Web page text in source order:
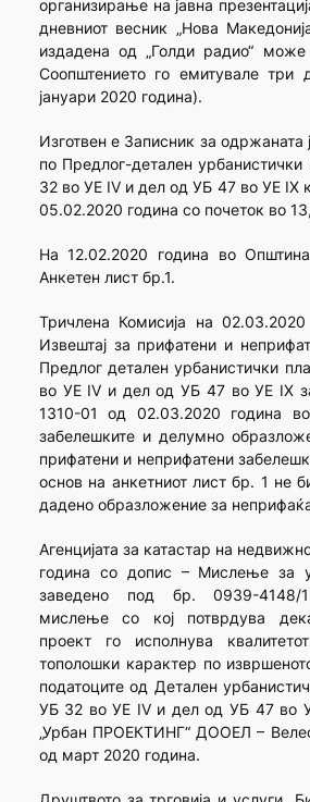
организирање на јавна
дневниот весник „Нова
издадена од „Голди радио“
Соопштението го емитувале
јануари 2020 година).
Изготвен е Записник за одржаната
по Предлог-детален
32 во УЕ IV и дел од УБ 47 во УЕ IX
05.02.2020 година со почеток во
На 12.02.2020 година во
Анкетен лист бр.1.
Тричлена Комисија на 02.03.2020
Извештај за прифатени и
Предлог детален урбанистички
во УЕ IV и дел од УБ 47 во УЕ IX
1310-01 од 02.03.2020 година
забелешките и делумно
прифатени и неприфатени
основ на анкетниот лист бр. 1 не
дадено образложение за
Агенцијата за катастар на
година со допис – Мислење за
заведено под бр. 0939-4148/
мислење со кој потврдува
проект го исполнува
тополошки карактер по
податоците од Детален
УБ 32 во УЕ IV и дел од УБ 47 во
„Урбан ПРОЕКТИНГ“ ДООЕЛ –
од март 2020 година.